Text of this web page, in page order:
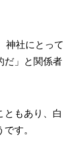
神社にとって
だ」と関係者
ともあり、白
す。